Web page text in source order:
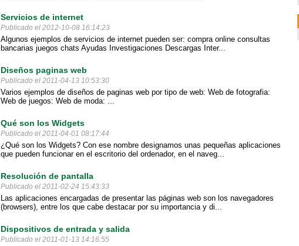
Servicios de internet
Publicado el 2012-10-08 16:14:23
Algunos ejemplos de servicios de internet pueden ser: compra online consultas
bancarias juegos chats Ayudas Investigaciones Descargas Inter...
Diseños paginas web
Publicado el 2011-04-13 10:53:30
Varios ejemplos de diseños de paginas web por tipo de web: Web de fotografia:
Web de juegos: Web de moda: ...
Qué son los Widgets
Publicado el 2011-04-01 08:17:44
¿Qué son los Widgets? Con ese nombre designamos unas pequeñas aplicaciones
que pueden funcionar en el escritorio del ordenador, en el naveg...
Resolución de pantalla
Publicado el 2011-02-24 15:43:33
Las aplicaciones encargadas de presentar las páginas web son los navegadores
(browsers), entre los que cabe destacar por su importancia y di...
Dispositivos de entrada y salida
Publicado el 2011-01-13 14:16:55